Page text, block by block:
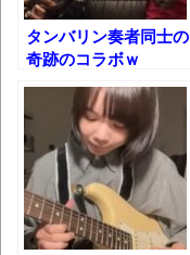
ブチギレ
長野県のな
新装版「ご
ん（上）（下
【画像】整
グラビアに挑戦
タンバリン奏者同士の
奇跡のコラボｗ